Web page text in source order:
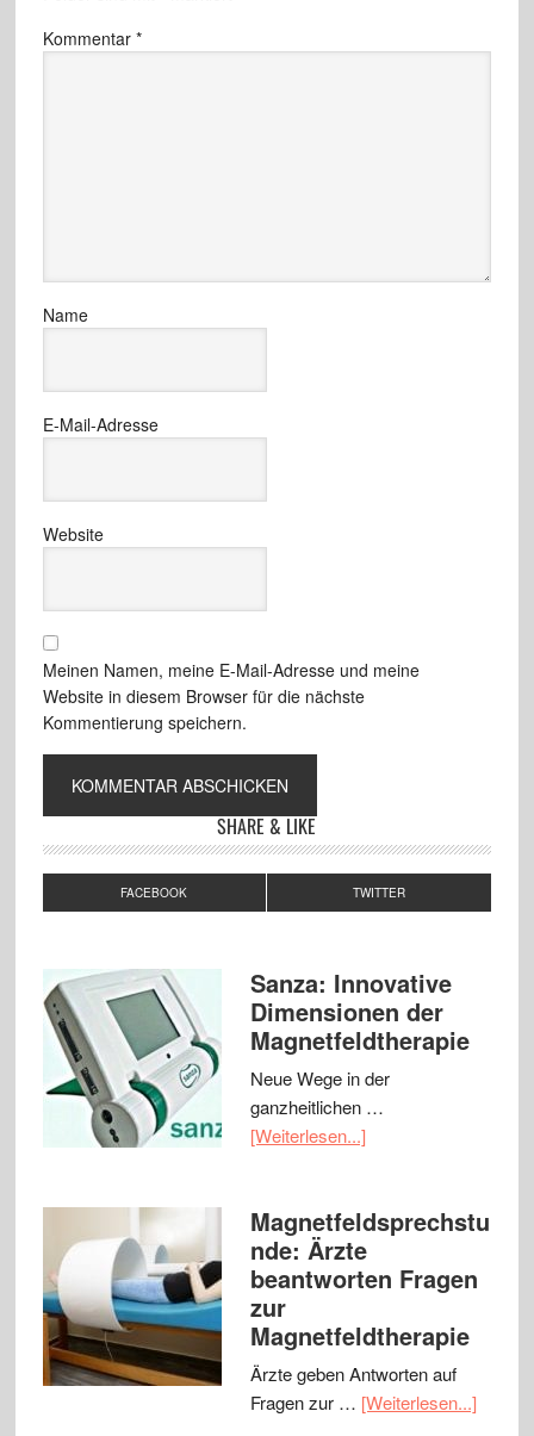
Kommentar *
Name
E-Mail-Adresse
Website
Meinen Namen, meine E-Mail-Adresse und meine
Website in diesem Browser für die nächste
Kommentierung speichern.
SHARE & LIKE
FACEBOOK TWITTER
Sanza: Innovative
Dimensionen der
Magnetfeldtherapie
Neue Wege in der
ganzheitlichen …
[Weiterlesen...]
Magnetfeldsprechstu
nde: Ärzte
beantworten Fragen
zur
Magnetfeldtherapie
Ärzte geben Antworten auf
Fragen zur … [Weiterlesen...]